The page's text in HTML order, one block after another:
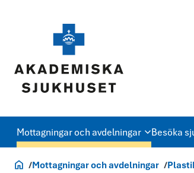
Mottagningar och avdelningar Besöka
Akademiska.se
Mottagningar och avdelningar